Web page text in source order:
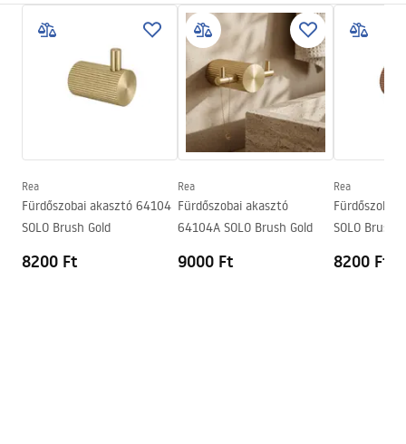
Felszerelés
Csavarozható
Szélesség
163mm
Magasság
30 mm
Mélység
65
mm
Solo
24 Hónap
Garanciális feltételek
Warranty_Terms_and_Conditions_Accessories_-_24.pdf
Biztonsági információk
Safety_Information_Accessories.pdf
Rea
Fürdőszobai akasztó 64104
SOLO Brush Gold
8200 Ft
Rea
Fürdőszobai akasztó
64104A SOLO Brush Gold
9000 Ft
Rea
Fürdőszobai
SOLO Brush
8200 Ft